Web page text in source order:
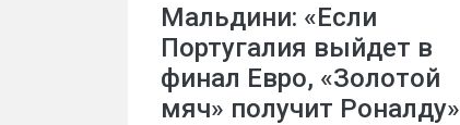
Мальдини: «Если
Португалия выйдет в
финал Евро, «Золотой
мяч» получит Роналду»